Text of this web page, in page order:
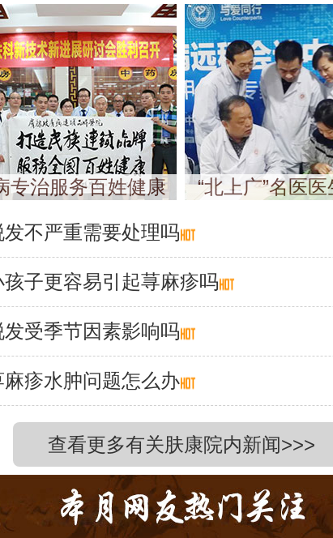
专治服务百姓健康 “北上广”名医
不严重需要处理吗
子更容易引起荨麻疹吗
受季节因素影响吗
疹水肿问题怎么办
查看更多有关肤康院内新闻>>>